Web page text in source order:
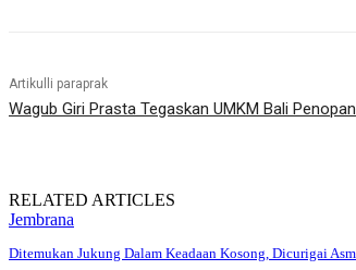
Artikulli paraprak
Wagub Giri Prasta Tegaskan UMKM Bali
RELATED ARTICLES
Jembrana
Ditemukan Jukung Dalam Keadaan Kosong, Dicurigai